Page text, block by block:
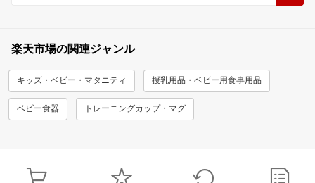
楽天市場の関連ジャンル
キッズ・ベビー・マタニティ 授乳用品・ベビー用食事用品
ベビー食器 トレーニングカップ・マグ